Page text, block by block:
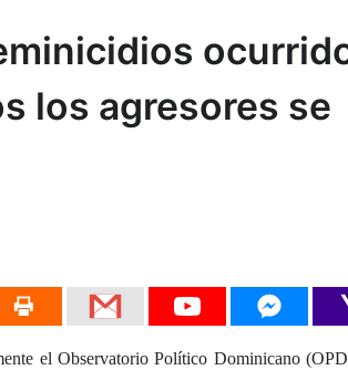
los agresores se
el Observatorio Político Dominicano